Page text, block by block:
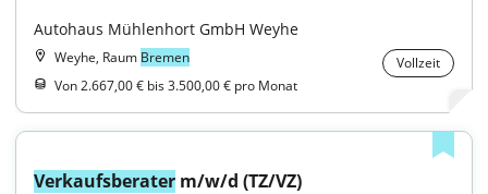
Autohaus Mühlenhort GmbH Weyhe
Weyhe, Raum Bremen
Vollzeit
Von 2.667,00 € bis 3.500,00 € pro Monat
Verkaufsberater m/w/d (TZ/VZ)